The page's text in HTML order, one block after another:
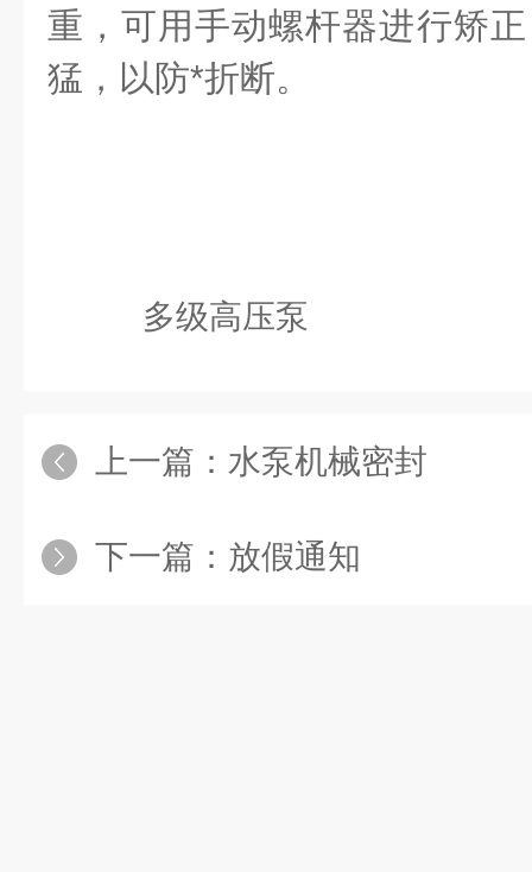
重，可用手动螺杆器进行矫
猛，以防*折断。
多级高压泵
上一篇： 水泵机械密封
下一篇： 放假通知